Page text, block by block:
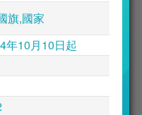
旗,國家
年10月10日起